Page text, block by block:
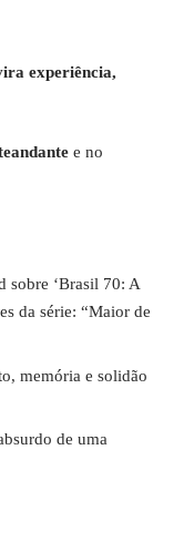
experiência,
e no
sobre ‘Brasil 70: A
da série: “Maior de
memória e solidão
de uma